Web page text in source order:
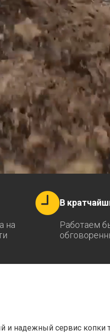
на
В
Работаем
надежный сервис копки